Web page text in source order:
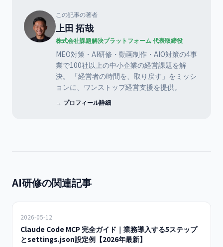
この記事の著者
上田 拓哉
株式会社課題解決プラットフォーム 代表取締役
MEO対策・AI研修・動画制作・AIO対策の4事
業で100社以上の中小企業の経営課題を解
決。 「経営者の時間を、取り戻す」をミッシ
ョンに、ワンストップ経営支援を提供。
→ プロフィール詳細
AI研修の関連記事
2026-05-12
Claude Code MCP 完全ガイド｜業務導入する5ステップ
とsettings.json設定例【2026年最新】